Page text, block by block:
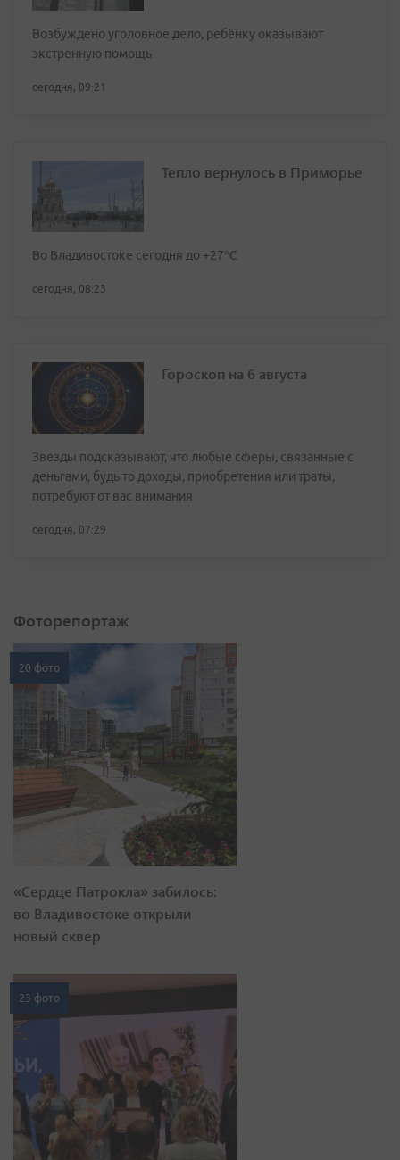
Возбуждено уголовное дело, ребёнку оказывают
экстренную помощь
сегодня, 09:21
Тепло вернулось в Приморье
Во Владивостоке сегодня до +27°С
сегодня, 08:23
Гороскоп на 6 августа
Звезды подсказывают, что любые сферы, связанные с
деньгами, будь то доходы, приобретения или траты,
потребуют от вас внимания
сегодня, 07:29
Фоторепортаж
20 фото
«Сердце Патрокла» забилось:
во Владивостоке открыли
новый сквер
23 фото